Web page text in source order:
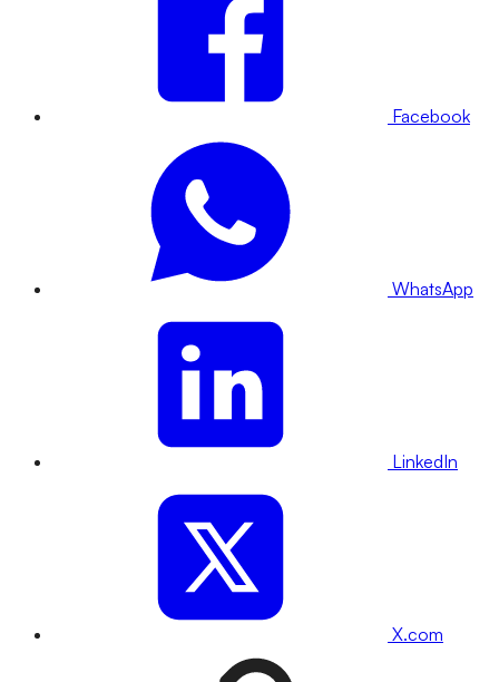
Facebook
WhatsApp
LinkedIn
X.com